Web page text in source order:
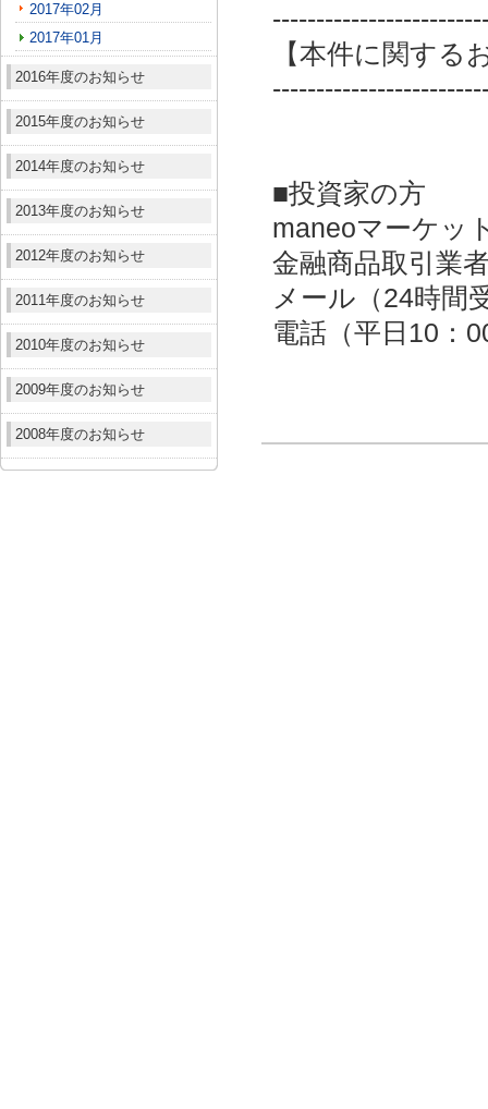
2017年02月
2017年01月
2016年度のお知らせ
2015年度のお知らせ
2014年度のお知らせ
2013年度のお知らせ
2012年度のお知らせ
2011年度のお知らせ
2010年度のお知らせ
2009年度のお知らせ
2008年度のお知らせ
【本件に関する
■投資家の方
maneoマーケッ
金融商品取引業
メール（24時間
電話（平日10：